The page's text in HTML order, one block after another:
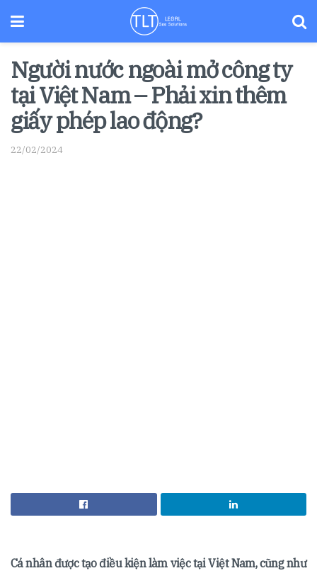
Người nước ngoài mở công ty
tại Việt Nam – Phải xin thêm
giấy phép lao động?
22/02/2024
Cá nhân được tạo điều kiện làm việc tại Việt Nam, cũng như